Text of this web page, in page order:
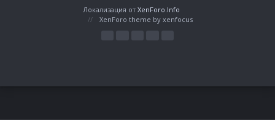
Локализация от XenForo.Info
XenForo theme by xenfocus